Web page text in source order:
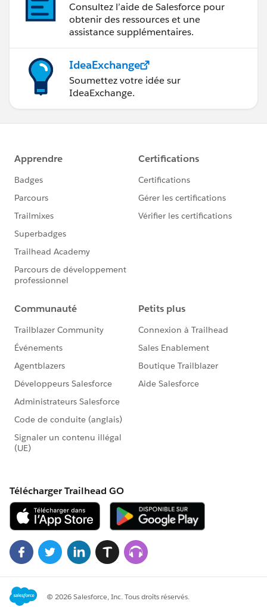
Consultez l’aide de Salesforce pour
obtenir des ressources et une
assistance supplémentaires.
IdeaExchange
Soumettez votre idée sur
IdeaExchange.